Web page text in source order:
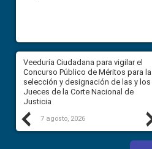
Previous
Veeduría Ciudadana para vigilar el
Concurso Público de Méritos para la
selección y designación de las y los
Jueces de la Corte Nacional de
Justicia
7 agosto, 2026